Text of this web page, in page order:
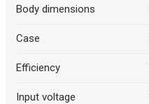
Body dimensions
Case
Efficiency
Input voltage